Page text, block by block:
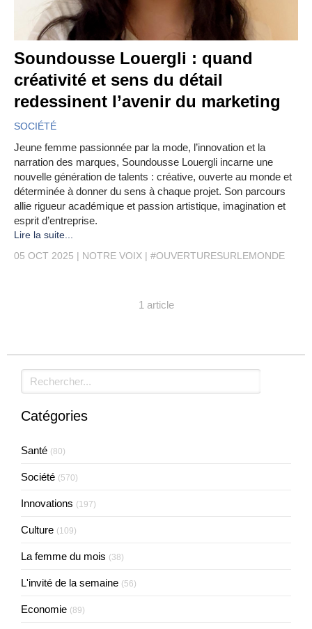
Soundousse Louergli : quand
créativité et sens du détail
redessinent l’avenir du marketing
SOCIÉTÉ
Jeune femme passionnée par la mode, l’innovation et la
narration des marques, Soundousse Louergli incarne une
nouvelle génération de talents : créative, ouverte au monde et
déterminée à donner du sens à chaque projet. Son parcours
allie rigueur académique et passion artistique, imagination et
esprit d’entreprise.
Lire la suite...
05 OCT 2025
NOTRE VOIX #OUVERTURESURLEMONDE
1 article
Rechercher
Catégories
Santé (80)
Société (570)
Innovations (197)
Culture (109)
La femme du mois (38)
L'invité de la semaine (56)
Economie (89)